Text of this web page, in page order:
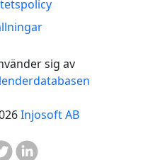
sig av
Injosoft AB